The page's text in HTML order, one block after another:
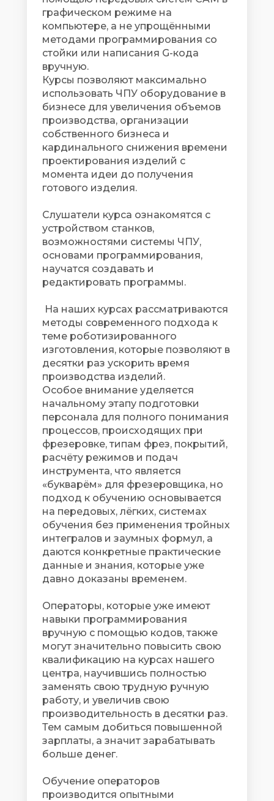
графическом режиме на
компьютере, а не упрощёнными
методами программирования со
стойки или написания G-кода
вручную.
Курсы позволяют максимально
использовать ЧПУ оборудование в
бизнесе для увеличения объемов
производства, организации
собственного бизнеса и
кардинального снижения времени
проектирования изделий с
момента идеи до получения
готового изделия.
Слушатели курса ознакомятся с
устройством станков,
возможностями системы ЧПУ,
основами программирования,
научатся создавать и
редактировать программы.
На наших курсах рассматриваются
методы современного подхода к
теме роботизированного
изготовления, которые позволяют в
десятки раз ускорить время
производства изделий.
Особое внимание уделяется
начальному этапу подготовки
персонала для полного понимания
процессов, происходящих при
фрезеровке, типам фрез, покрытий,
расчёту режимов и подач
инструмента, что является
«букварём» для фрезеровщика, но
подход к обучению основывается
на передовых, лёгких, системах
обучения без применения тройных
интегралов и заумных формул, а
даются конкретные практические
данные и знания, которые уже
давно доказаны временем.
Операторы, которые уже имеют
навыки программирования
вручную с помощью кодов, также
могут значительно повысить свою
квалификацию на курсах нашего
центра, научившись полностью
заменять свою трудную ручную
работу, и увеличив свою
производительность в десятки раз.
Тем самым добиться повышенной
зарплаты, а значит зарабатывать
больше денег.
Обучение операторов
производится опытными